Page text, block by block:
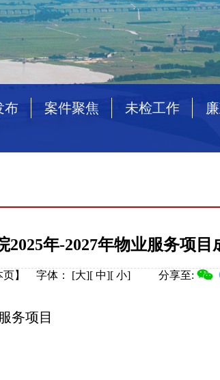
布 案件聚焦 未检工作
年-2027年物业服务项目
页】 字体： [大][ 中][ 小] 分享至:
务项目